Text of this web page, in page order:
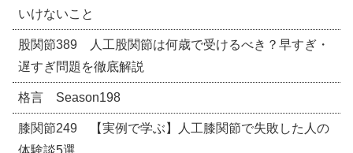
いけないこと
股関節389 人工股関節は何歳で受けるべき？早すぎ・
遅すぎ問題を徹底解説
格言 Season198
膝関節249 【実例で学ぶ】人工膝関節で失敗した人の